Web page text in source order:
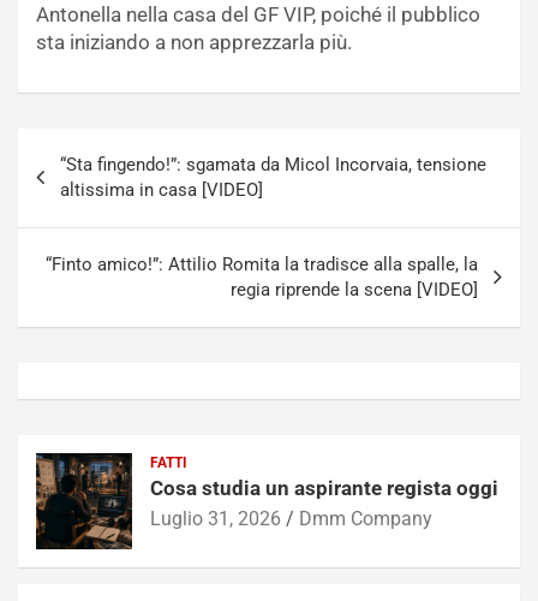
Antonella nella casa del GF VIP, poiché il pubblico
sta iniziando a non apprezzarla più.
articoli
“Sta fingendo!”: sgamata da Micol Incorvaia, tensione
altissima in casa [VIDEO]
“Finto amico!”: Attilio Romita la tradisce alla spalle, la
regia riprende la scena [VIDEO]
FATTI
Cosa studia un aspirante regista oggi
Luglio 31, 2026 Dmm Company